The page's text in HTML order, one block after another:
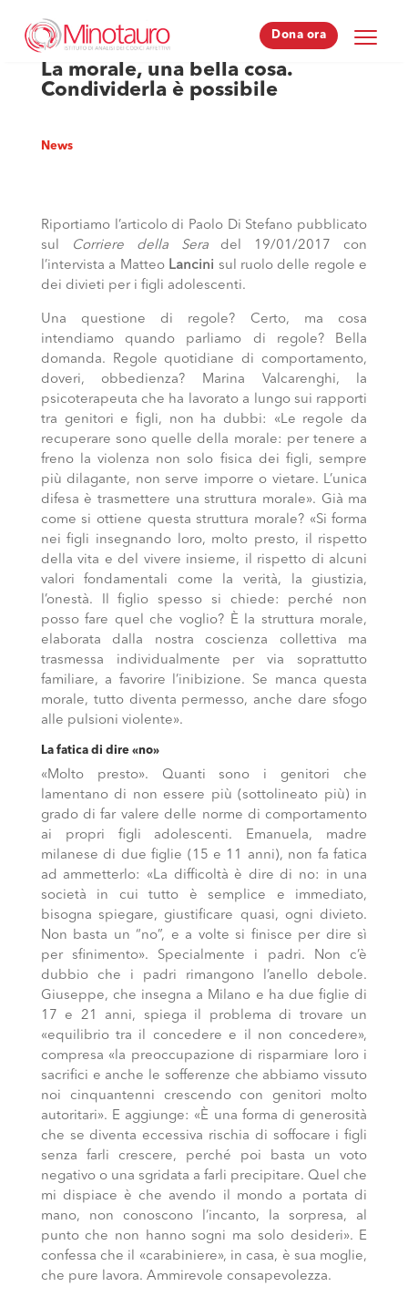
Dona ora
Dona ora
La morale, una bella cosa.
Condividerla è possibile
News
Riportiamo l’articolo di Paolo Di Stefano pubblicato
sul
Corriere della Seradel 19/01/2017 con
l’intervista a Matteo Lancini sul ruolo delle regole e
dei divieti per i figli adolescenti.
Una questione di regole? Certo, ma cosa
intendiamo quando parliamo di regole? Bella
domanda. Regole quotidiane di comportamento,
doveri, obbedienza? Marina Valcarenghi, la
psicoterapeuta che ha lavorato a lungo sui rapporti
tra genitori e figli, non ha dubbi: «Le regole da
recuperare sono quelle della morale: per tenere a
freno la violenza non solo fisica dei figli, sempre
più dilagante, non serve imporre o vietare. L’unica
difesa è trasmettere una struttura morale». Già ma
come si ottiene questa struttura morale? «Si forma
nei figli insegnando loro, molto presto, il rispetto
della vita e del vivere insieme, il rispetto di alcuni
valori fondamentali come la verità, la giustizia,
l’onestà. Il figlio spesso si chiede: perché non
posso fare quel che voglio? È la struttura morale,
elaborata dalla nostra coscienza collettiva ma
trasmessa individualmente per via soprattutto
familiare, a favorire l’inibizione. Se manca questa
morale, tutto diventa permesso, anche dare sfogo
alle pulsioni violente».
La fatica di dire «no»
«Molto presto». Quanti sono i genitori che
lamentano di non essere più (sottolineato più) in
grado di far valere delle norme di comportamento
ai propri figli adolescenti. Emanuela, madre
milanese di due figlie (15 e 11 anni), non fa fatica
ad ammetterlo: «La difficoltà è dire di no: in una
società in cui tutto è semplice e immediato,
bisogna spiegare, giustificare quasi, ogni divieto.
Non basta un “no”, e a volte si finisce per dire sì
per sfinimento». Specialmente i padri. Non c’è
dubbio che i padri rimangono l’anello debole.
Giuseppe, che insegna a Milano e ha due figlie di
17 e 21 anni, spiega il problema di trovare un
«equilibrio tra il concedere e il non concedere»,
compresa «la preoccupazione di risparmiare loro i
sacrifici e anche le sofferenze che abbiamo vissuto
noi cinquantenni crescendo con genitori molto
autoritari». E aggiunge: «È una forma di generosità
che se diventa eccessiva rischia di soffocare i figli
senza farli crescere, perché poi basta un voto
negativo o una sgridata a farli precipitare. Quel che
mi dispiace è che avendo il mondo a portata di
mano, non conoscono l’incanto, la sorpresa, al
punto che non hanno sogni ma solo desideri». E
confessa che il «carabiniere», in casa, è sua moglie,
che pure lavora. Ammirevole consapevolezza.